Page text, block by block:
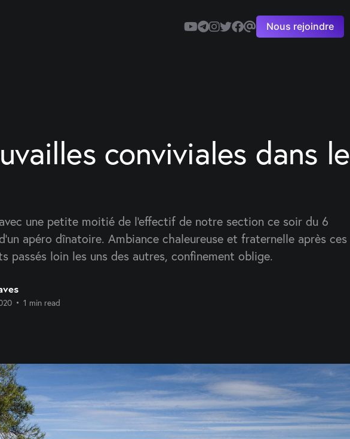
Nous rejoindre
conviviales dans le
une petite moitié de l'effectif de notre section ce soir du 6
apéro dînatoire. Ambiance chaleureuse et fraternelle après ces
passés loin les uns des autres, confinement oblige.
• 1 min read